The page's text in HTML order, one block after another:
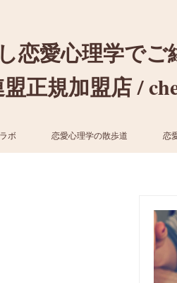
恋愛心理学で
正規加盟店 /
ボ 恋愛心理学の散歩道 恋